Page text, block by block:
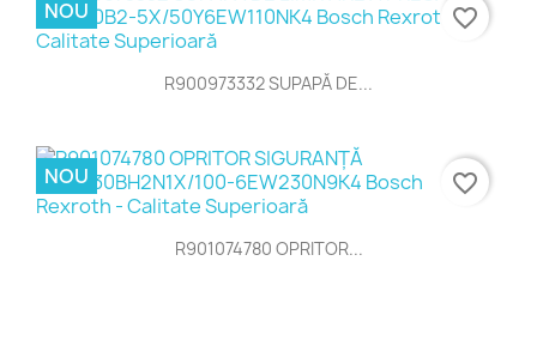
R900973332 SUPAPĂ DE...
NOU favorite_border
R901074780 OPRITOR...
NOU favorite_border